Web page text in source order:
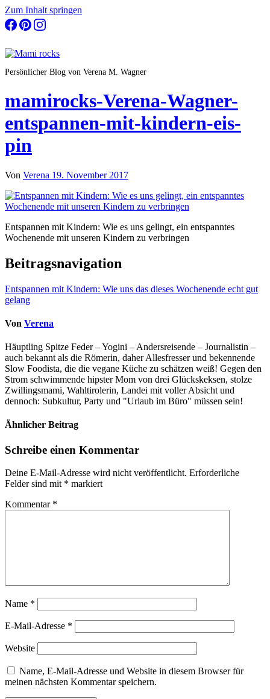
Zum Inhalt springen
Persönlicher Blog von Verena M. Wagner
mamirocks-Verena-Wagner-
entspannen-mit-kindern-eis-
pin
Von Verena 19. November 2017
Entspannen mit Kindern: Wie es uns gelingt, ein entspanntes
Wochenende mit unseren Kindern zu verbringen
Beitragsnavigation
Entspannen mit Kindern: Wie uns das dieses Wochenende echt gut
gelang
Von Verena
Häuptling Spitze Feder – Yogini – Andersreisende – Journalistin –
auch bekannt als die Römerin, daher Allesfresser und bekennende
Slow Foodista, die die vegane Küche zu schätzen weiß! Gegen den
Strom schwimmende hipster Mom von drei Glückskeksen, stolze
Zwillingsmami, Wahltirolerin, Landei mit voller Absicht und
dennoch: Subkultur, Party und "Urlaub im Büro" müssen sein!
Ähnlicher Beitrag
Schreibe einen Kommentar
Deine E-Mail-Adresse wird nicht veröffentlicht. Erforderliche
Felder sind mit * markiert
Kommentar *
Name *
E-Mail-Adresse *
Website
Name, E-Mail-Adresse und Website in diesem Browser für
meinen nächsten Kommentar speichern.